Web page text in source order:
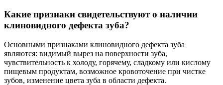
Какие признаки свидетельствуют о наличии
клиновидного дефекта зуба?
Основными признаками клиновидного дефекта зуба
являются: видимый вырез на поверхности зуба,
чувствительность к холоду, горячему, сладкому или кислому
пищевым продуктам, возможное кровоточение при чистке
зубов, изменение цвета зуба в области дефекта.